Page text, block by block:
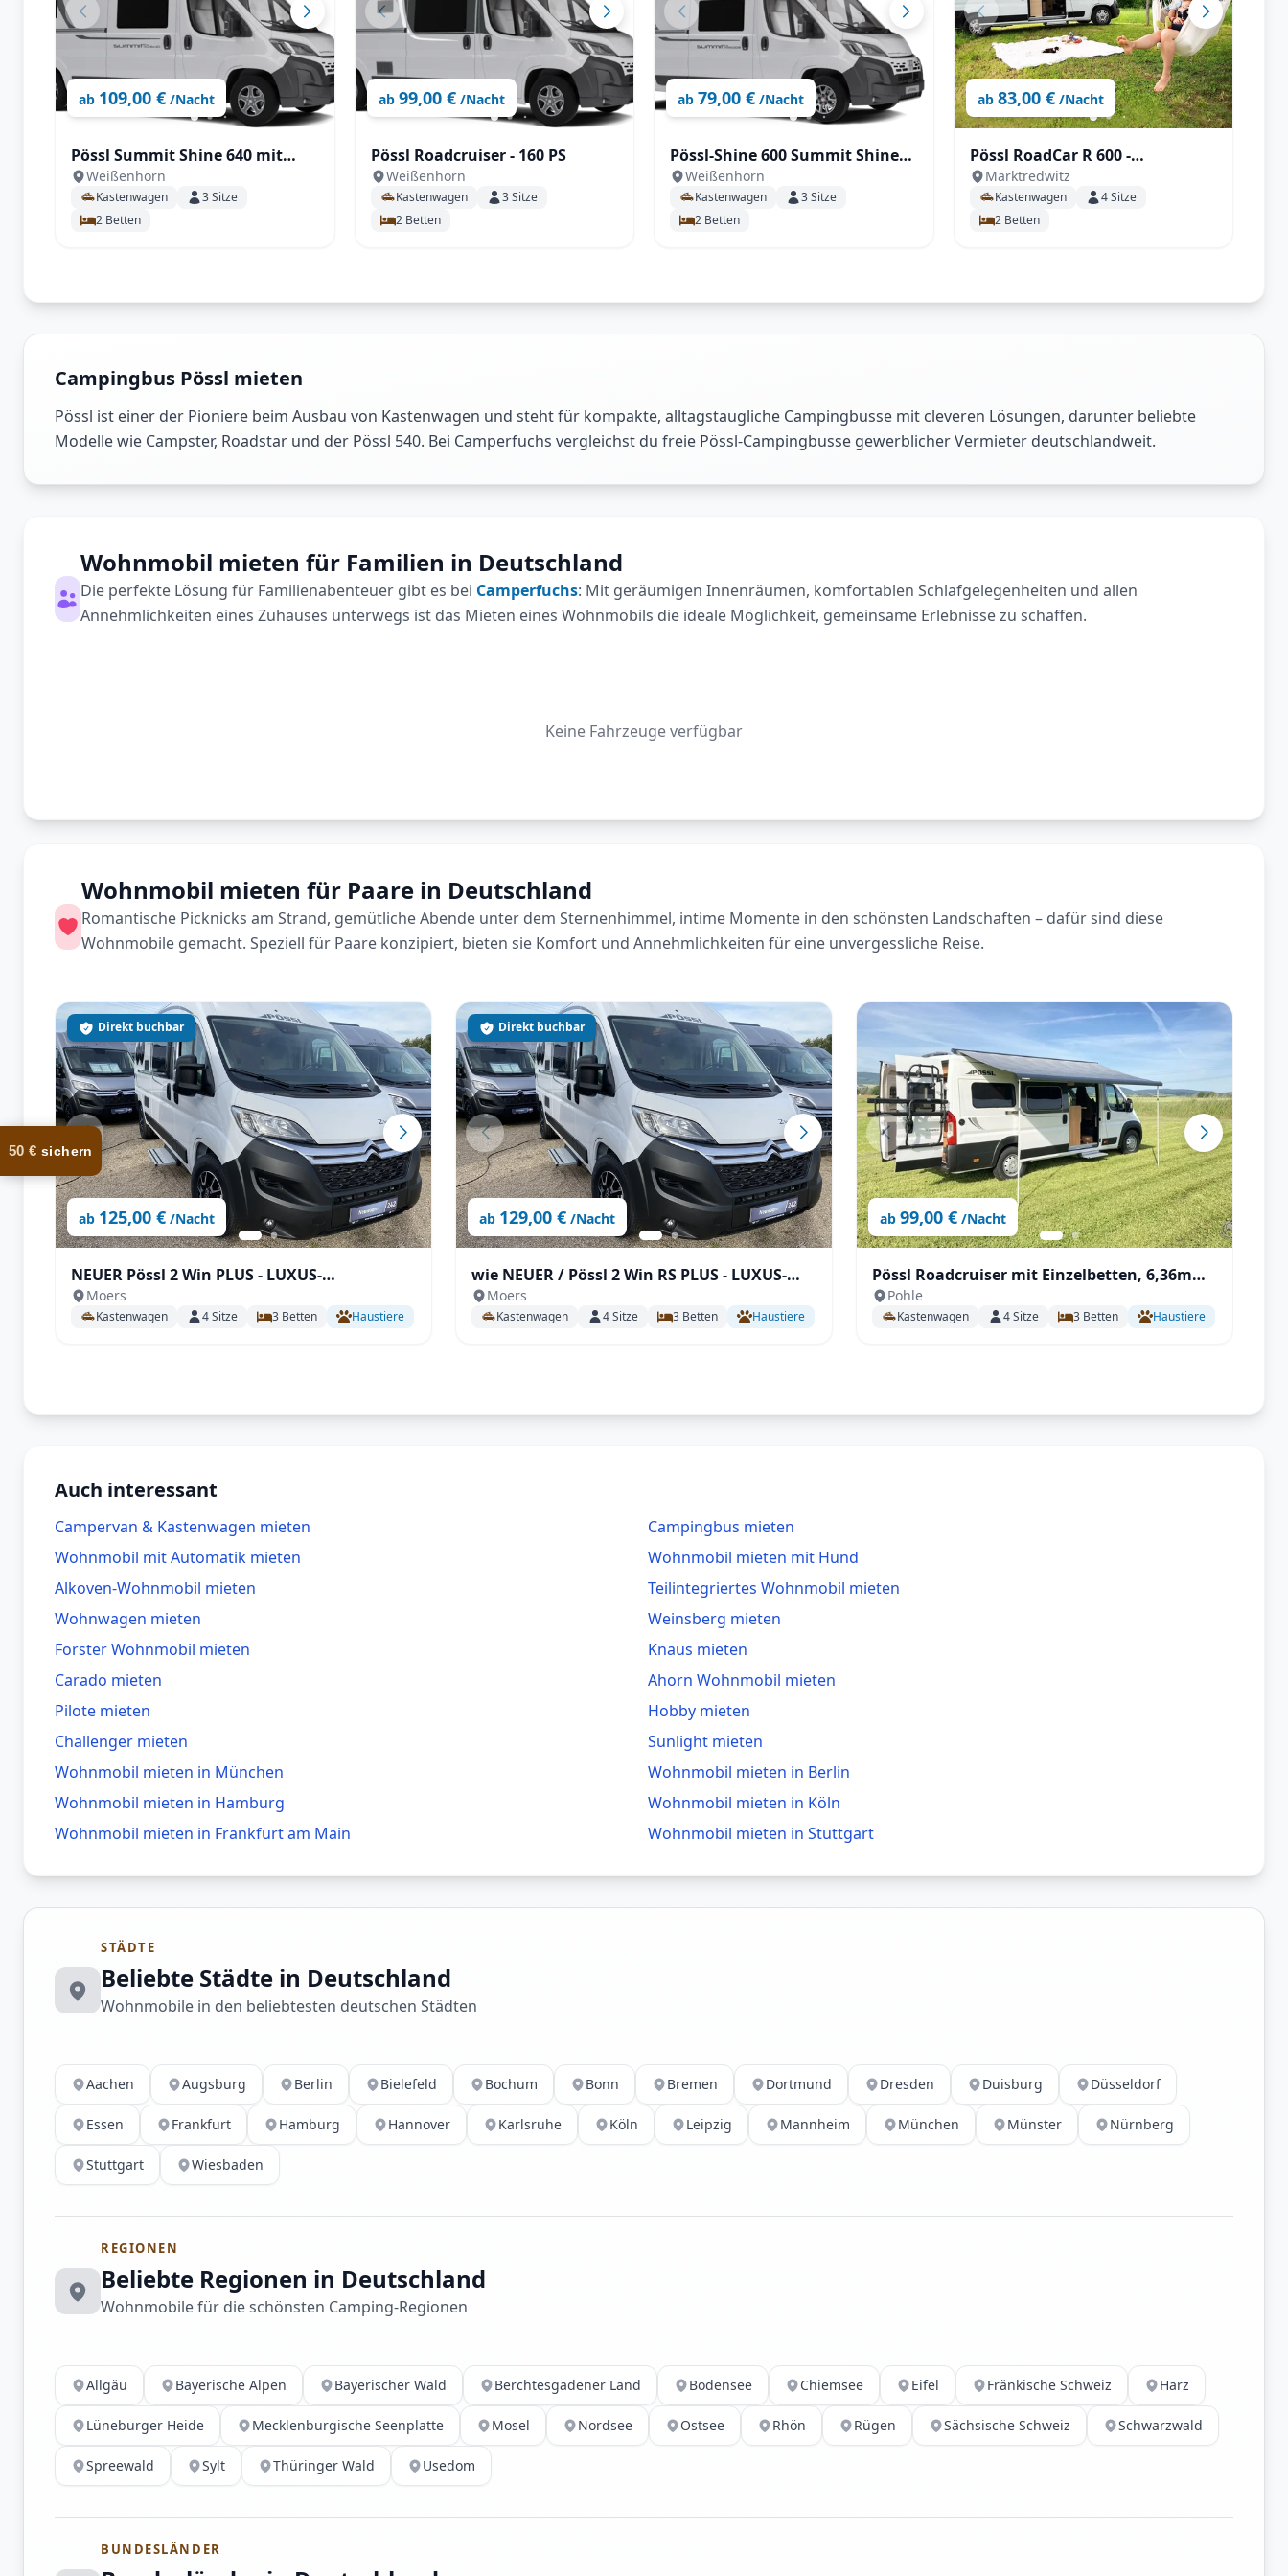
ab 109,00 € /Nacht
Pössl Summit Shine 640 mit
Automatikgetriebe 180 PS
Weißenhorn
Kastenwagen 3Sitze
2 Betten
ab 99,00 € /Nacht
Pössl Roadcruiser - 160 PS
Weißenhorn
Kastenwagen 3 Sitze
2 Betten
ab 79,00 € /Nacht
Pössl-Shine 600 Summit Shine
LR unter 6m! Automatik
Weißenhorn
Kastenwagen 3Sitze
2 Betten
ab 83,00 € /Nacht
Pössl RoadCar R 600 -
Doppelbett im Heck
Marktredwitz
Kastenwagen 4 Sitze
2 Betten
Campingbus Pössl mieten
Pössl ist einer der Pioniere beim Ausbau von Kastenwagen und steht für kompakte, alltagstaugliche Campingbusse mit cleveren Lösungen, darunter beliebte
Modelle wie Campster, Roadstar und der Pössl 540. Bei Camperfuchs vergleichst du freie Pössl-Campingbusse gewerblicher Vermieter deutschlandweit.
Wohnmobil mieten für Familien in Deutschland
Die perfekte Lösung für Familienabenteuer gibt es bei Camperfuchs: Mit geräumigen Innenräumen, komfortablen Schlafgelegenheiten und allen
Annehmlichkeiten eines Zuhauses unterwegs ist das Mieten eines Wohnmobils die ideale Möglichkeit, gemeinsame Erlebnisse zu schaffen.
Keine Fahrzeuge verfügbar
Wohnmobil mieten für Paare in Deutschland
Romantische Picknicks am Strand, gemütliche Abende unter dem Sternenhimmel, intime Momente in den schönsten Landschaften – dafür sind diese
Wohnmobile gemacht. Speziell für Paare konzipiert, bieten sie Komfort und Annehmlichkeiten für eine unvergessliche Reise.
ab 125,00 € /Nacht
Direkt buchbar
NEUER Pössl 2 Win PLUS - LUXUS-
Kastenwagen / 6 m / 140 PS / TEMP/KLIMA-
Fahrerhaus /Markise / opt. AHK für 2 E-Bikes,
Moers
Kastenwagen 4Sitze 3 Betten Haustiere
ab 129,00 € /Nacht
Direkt buchbar
wie NEUER / Pössl 2 Win RS PLUS - LUXUS-
Kastenwagen / RAUMBAD // 6 m / 140 PS /
TEMP/KLIMA-Fahrerhaus /Markise / opt. AHK
Moers
Kastenwagen 4Sitze 3 Betten Haustiere
ab 99,00 € /Nacht
Pössl Roadcruiser mit Einzelbetten, 6,36m
mit SAT, Solar, Außendusche, Fahrradträger
uvm.
Pohle
Kastenwagen 4Sitze 3 Betten Haustiere
Auch interessant
Campervan & Kastenwagen mieten
Campingbus mieten
Wohnmobil mit Automatik mieten
Wohnmobil mieten mit Hund
Alkoven-Wohnmobil mieten
Teilintegriertes Wohnmobil mieten
Wohnwagen mieten
Weinsberg mieten
Forster Wohnmobil mieten
Knaus mieten
Carado mieten
Ahorn Wohnmobil mieten
Pilote mieten
Hobby mieten
Challenger mieten
Sunlight mieten
Wohnmobil mieten in München Wohnmobil mieten in Berlin
Wohnmobil mieten in Hamburg Wohnmobil mieten in Köln
Wohnmobil mieten in Frankfurt am Main Wohnmobil mieten in Stuttgart
STÄDTE
Beliebte Städte in Deutschland
Wohnmobile in den beliebtesten deutschen Städten
Aachen Augsburg Berlin Bielefeld Bochum Bonn Bremen Dortmund Dresden Duisburg Düsseldorf
Essen Frankfurt Hamburg Hannover Karlsruhe Köln Leipzig Mannheim München Münster Nürnberg
Stuttgart Wiesbaden
REGIONEN
Beliebte Regionen in Deutschland
Wohnmobile für die schönsten Camping-Regionen
Allgäu Bayerische Alpen Bayerischer Wald Berchtesgadener Land Bodensee Chiemsee Eifel Fränkische Schweiz Harz
Lüneburger Heide Mecklenburgische Seenplatte Mosel Nordsee Ostsee Rhön Rügen Sächsische Schweiz Schwarzwald
Spreewald Sylt Thüringer Wald Usedom
BUNDESLÄNDER
50 € sichern